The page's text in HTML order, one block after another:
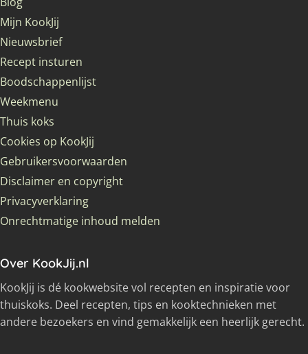
Mijn KookJij
Nieuwsbrief
Recept insturen
Boodschappenlijst
Weekmenu
Thuis koks
Cookies op KookJij
Gebruikersvoorwaarden
Disclaimer en copyright
Privacyverklaring
Onrechtmatige inhoud melden
Over KookJij.nl
KookJij is dé kookwebsite vol recepten en inspiratie voor
thuiskoks. Deel recepten, tips en kooktechnieken met
andere bezoekers en vind gemakkelijk een heerlijk gerecht.